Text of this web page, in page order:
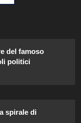
del famoso
politici
spirale di